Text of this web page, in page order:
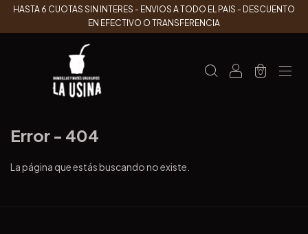
HASTA 6 CUOTAS SIN INTERES - ENVIOS A TODO EL PAIS - DESCUENTO
EN EFECTIVO O TRANSFERENCIA
0
Error - 404
La página que estás buscando no existe.